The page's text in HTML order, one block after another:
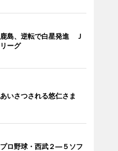
鹿島、逆転で白星発進 Ｊ
リーグ
あいさつされる悠仁さま
プロ野球・西武２―５ソフ